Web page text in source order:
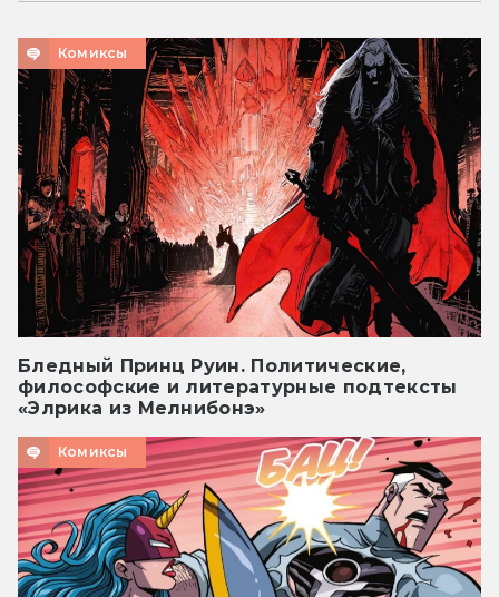
Комиксы
Бледный Принц Руин. Политические,
философские и литературные подтексты
«Элрика из Мелнибонэ»
Комиксы